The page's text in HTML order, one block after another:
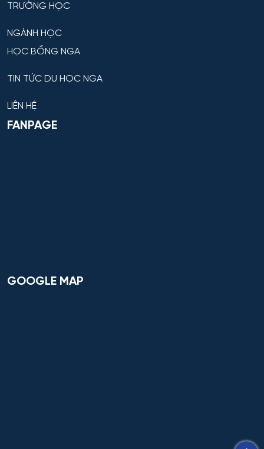
TRƯỜNG HỌC
NGÀNH HỌC
HỌC BỔNG NGA
TIN TỨC DU HỌC NGA
LIÊN HỆ
FANPAGE
GOOGLE MAP